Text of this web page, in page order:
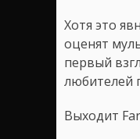
Хотя это
оценят
первый
любителей
Выходит